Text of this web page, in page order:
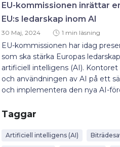
EU-kommissionen inrättar
EU:s ledarskap inom AI
30 Maj, 2024 1 min läsning
EU-kommissionen har idag
som ska stärka Europas
artificiell intelligens (AI).
och användningen av AI på ett
och implementera den nya AI-
Taggar
Artificiell intelligens (AI)